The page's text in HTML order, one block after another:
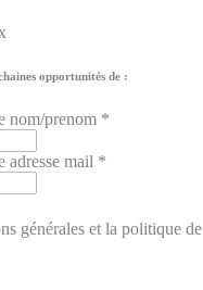
opportunités de :
nom/prenom *
adresse mail *
générales et la politique de